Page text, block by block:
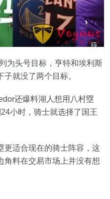
为头号目标，亨特和埃利斯
就没了两个目标。
还爆料湖人想用八村塁
小时，骑士就选择了国王
更适合现在的骑士阵容，这
角料在交易市场上并没有想